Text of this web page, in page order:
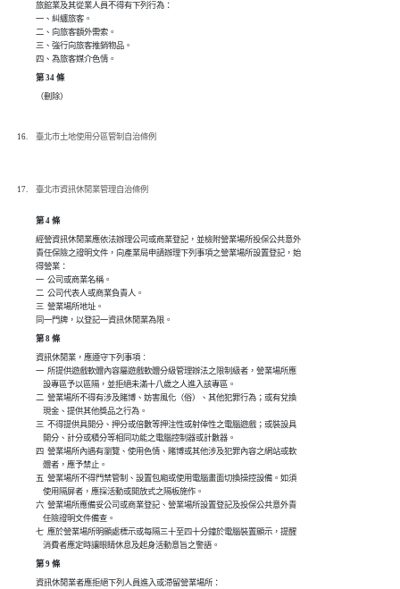
旅館業及其從業人員不得有下列行為：
一、糾纏旅客。
二、向旅客額外需索。
三、強行向旅客推銷物品。
四、為旅客媒介色情。
第 34 條
（刪除）
臺北市土地使用分區管制自治條例
臺北市資訊休閒業管理自治條例
第 4 條
經營資訊休閒業應依法辦理公司或商業登記，並檢附營業場所投保公共意外
責任保險之證明文件，向產業局申請辦理下列事項之營業場所設置登記，始
得營業：
一  公司或商業名稱。
二  公司代表人或商業負責人。
三  營業場所地址。
同一門牌，以登記一資訊休閒業為限。
第 8 條
資訊休閒業，應遵守下列事項︰
一  所提供遊戲軟體內容屬遊戲軟體分級管理辦法之限制級者，營業場所應
    設專區予以區隔，並拒絕未滿十八歲之人進入該專區。
二  營業場所不得有涉及賭博、妨害風化（俗）、其他犯罪行為；或有兌換
    現金、提供其他獎品之行為。
三  不得提供具開分、押分或倍數等押注性或射倖性之電腦遊戲；或裝設具
    開分、計分或積分等相同功能之電腦控制器或計數器。
四  營業場所內遇有瀏覽、使用色情、賭博或其他涉及犯罪內容之網站或軟
    體者，應予禁止。
五  營業場所不得門禁管制、設置包廂或使用電腦畫面切換操控設備。如須
    使用隔屏者，應採活動或開放式之隔板施作。
六  營業場所應備妥公司或商業登記、營業場所設置登記及投保公共意外責
    任險證明文件備查。
七  應於營業場所明顯處標示或每隔三十至四十分鐘於電腦裝置顯示，提醒
    消費者應定時讓眼睛休息及起身活動意旨之警語。
第 9 條
資訊休閒業者應拒絕下列人員進入或滯留營業場所：